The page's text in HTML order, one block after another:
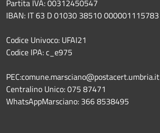
Partita IVA: 00312450547
IBAN: IT 63 D 01030 38510 000001115783
Codice Univoco: UFAI21
Codice IPA: c_e975
PEC:comune.marsciano@postacert.umbria.it
Centralino Unico: 075 87471
WhatsAppMarsciano: 366 8538495